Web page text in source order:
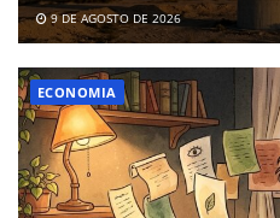
9 DE AGOSTO DE 2026
ECONOMIA